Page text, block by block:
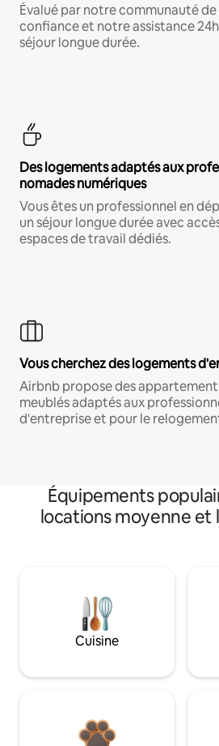
Évalué par notre communauté
confiance et notre assistance
séjour longue durée.
Des logements adaptés aux
nomades numériques
Vous êtes un professionnel en
un séjour longue durée avec
espaces de travail dédiés.
Vous cherchez des logements
Airbnb propose des
meublés adaptés aux
d'entreprise et pour le
Équipements
locations moyenne et
Cuisine